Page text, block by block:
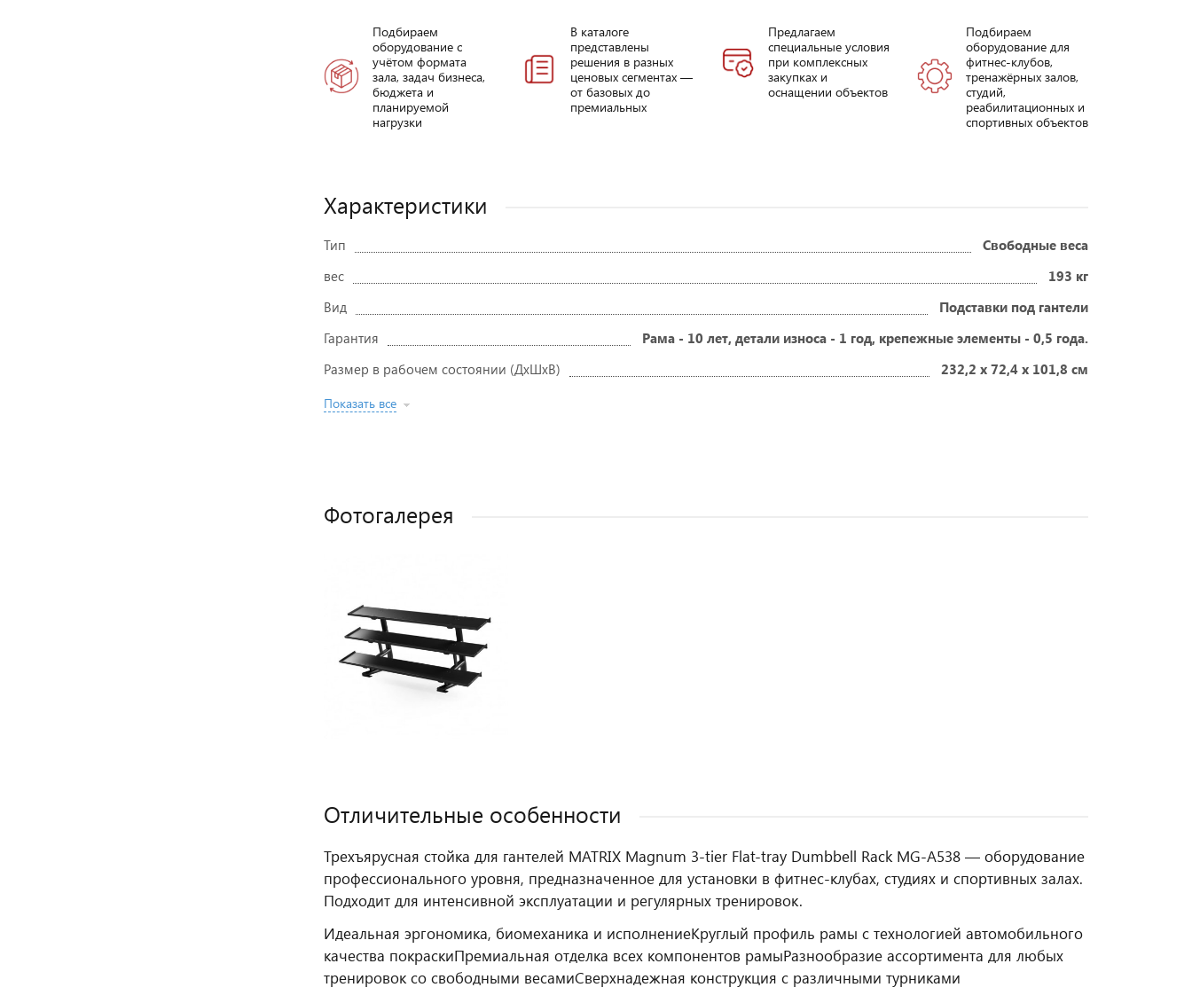
Подбираем
оборудование с
учётом формата
зала, задач бизнеса,
бюджета и
планируемой
нагрузки
В каталоге
представлены
решения в разных
ценовых сегментах —
от базовых до
премиальных
Предлагаем
специальные условия
при комплексных
закупках и
оснащении объектов
Подбираем
оборудование для
фитнес-клубов,
тренажёрных залов,
студий,
реабилитационных и
спортивных объектов
Характеристики
Тип
Свободные веса
вес
193 кг
Вид
Подставки под гантели
Гарантия
Рама - 10 лет, детали износа - 1 год, крепежные элементы - 0,5 года.
Размер в рабочем состоянии (ДxШxВ)
232,2 x 72,4 x 101,8 см
Показать все
Фотогалерея
Отличительные особенности
Трехъярусная стойка для гантелей MATRIX Magnum 3-tier Flat-tray Dumbbell Rack MG-A538 — оборудование
профессионального уровня, предназначенное для установки в фитнес‑клубах, студиях и спортивных залах.
Подходит для интенсивной эксплуатации и регулярных тренировок.
Идеальная эргономика, биомеханика и исполнениеКруглый профиль рамы с технологией автомобильного
качества покраскиПремиальная отделка всех компонентов рамыРазнообразие ассортимента для любых
тренировок со свободными весамиСверхнадежная конструкция с различными турниками